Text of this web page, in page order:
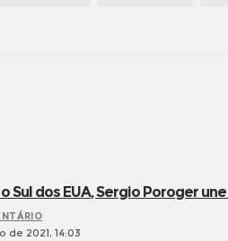
Sul dos EUA, Sergio Poroger
de 2021, 14:03